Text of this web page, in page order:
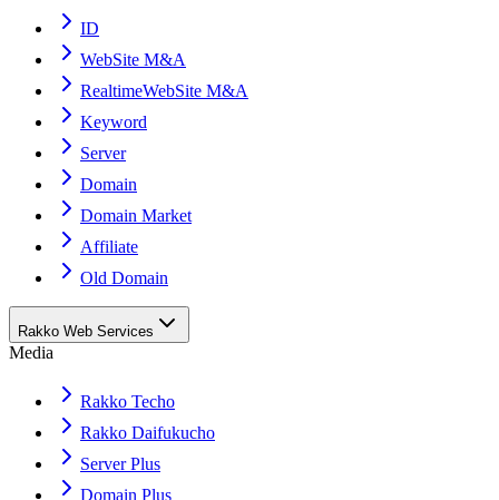
ID
WebSite M&A
RealtimeWebSite M&A
Keyword
Server
Domain
Domain Market
Affiliate
Old Domain
Rakko Web Services
Media
Rakko Techo
Rakko Daifukucho
Server Plus
Domain Plus